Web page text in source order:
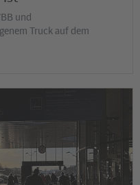
und
Truck auf dem